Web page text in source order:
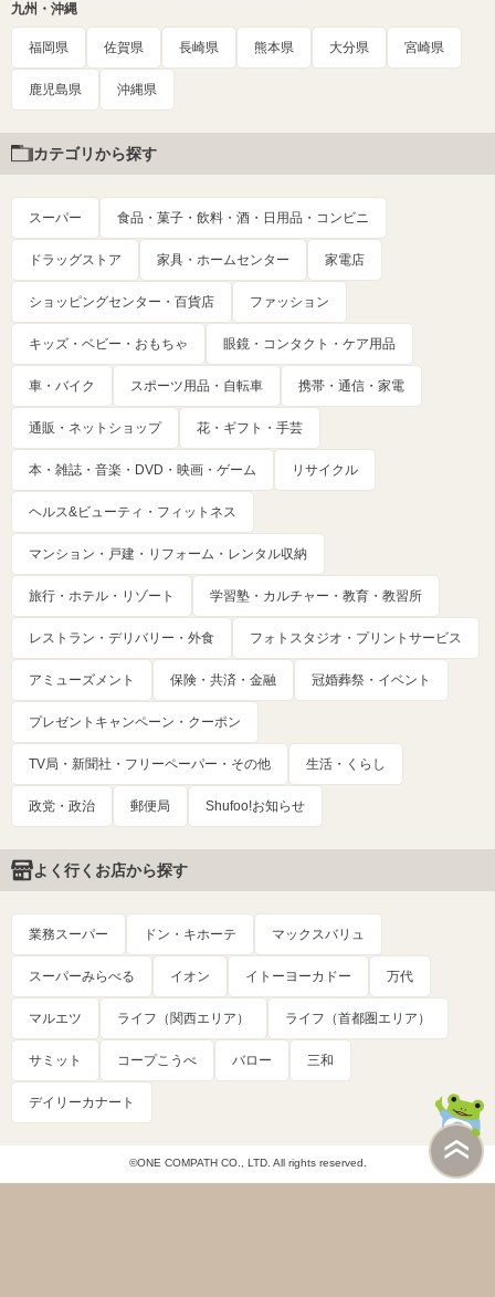
九州・沖縄
福岡県 佐賀県 長崎県 熊本県 大分県 宮崎県
鹿児島県 沖縄県
カテゴリから探す
スーパー 食品・菓子・飲料・酒・日用品・コンビニ
ドラッグストア 家具・ホームセンター 家電店
ショッピングセンター・百貨店 ファッション
キッズ・ベビー・おもちゃ 眼鏡・コンタクト・ケア用品
車・バイク スポーツ用品・自転車 携帯・通信・家電
通販・ネットショップ 花・ギフト・手芸
本・雑誌・音楽・DVD・映画・ゲーム リサイクル
ヘルス&ビューティ・フィットネス
マンション・戸建・リフォーム・レンタル収納
旅行・ホテル・リゾート 学習塾・カルチャー・教育・教習所
レストラン・デリバリー・外食 フォトスタジオ・プリントサービス
アミューズメント 保険・共済・金融 冠婚葬祭・イベント
プレゼントキャンペーン・クーポン
TV局・新聞社・フリーペーパー・その他 生活・くらし
政党・政治 郵便局 Shufoo!お知らせ
よく行くお店から探す
業務スーパー ドン・キホーテ マックスバリュ
スーパーみらべる イオン イトーヨーカドー 万代
マルエツ ライフ（関西エリア） ライフ（首都圏エリア）
サミット コープこうべ バロー 三和
デイリーカナート
©ONE COMPATH CO., LTD. All rights reserved.